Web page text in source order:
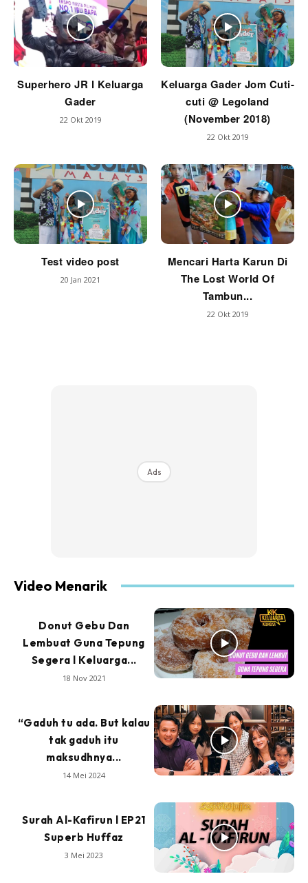
Superhero JR l Keluarga
Gader
22 Okt 2019
Keluarga Gader Jom Cuti-
cuti @ Legoland
(November 2018)
22 Okt 2019
Test video post
20 Jan 2021
Mencari Harta Karun Di
The Lost World Of
Tambun...
22 Okt 2019
Ads
Video Menarik
Donut Gebu Dan
Lembuat Guna Tepung
Segera l Keluarga...
18 Nov 2021
“Gaduh tu ada. But kalau
tak gaduh itu
maksudhnya...
14 Mei 2024
Surah Al-Kafirun l EP21
Superb Huffaz
3 Mei 2023